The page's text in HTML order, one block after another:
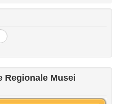
Regionale Musei